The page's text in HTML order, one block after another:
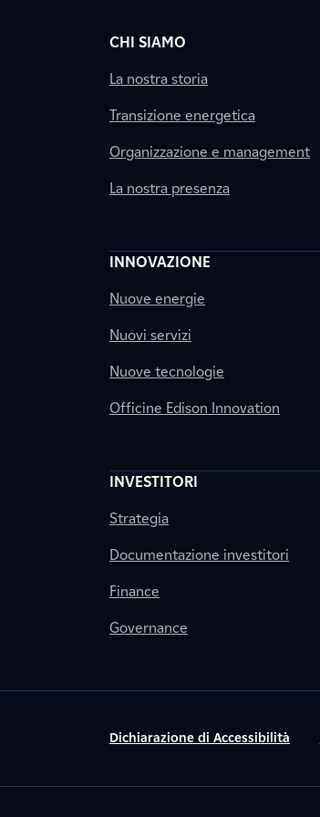
CHI SIAMO
La nostra storia
Transizione energetica
Organizzazione e management
La nostra presenza
INNOVAZIONE
Nuove energie
Nuovi servizi
Nuove tecnologie
Officine Edison Innovation
INVESTITORI
Strategia
Documentazione investitori
Finance
Governance
Dichiarazione di Accessibilità